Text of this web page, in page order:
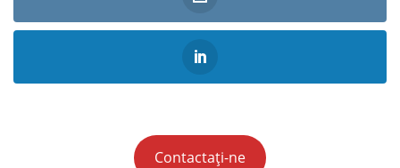
Contactați-ne